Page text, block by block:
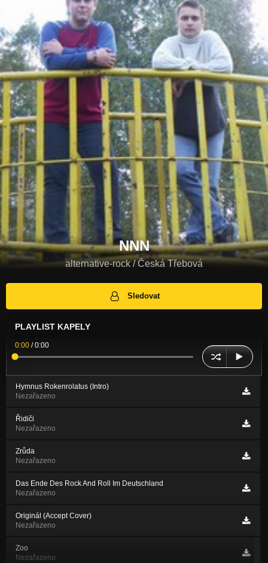
NNN
alternative-rock / Česká Třebová
Sledovat
PLAYLIST KAPELY
0:00 /0:00
Hymnus Rokenrolatus (Intro)
Nezařazeno
Řidiči
Nezařazeno
Zrůda
Nezařazeno
Das Ende Des Rock And Roll Im Deutschland
Nezařazeno
Originál (Accept Cover)
Nezařazeno
Zoo
Nezařazeno